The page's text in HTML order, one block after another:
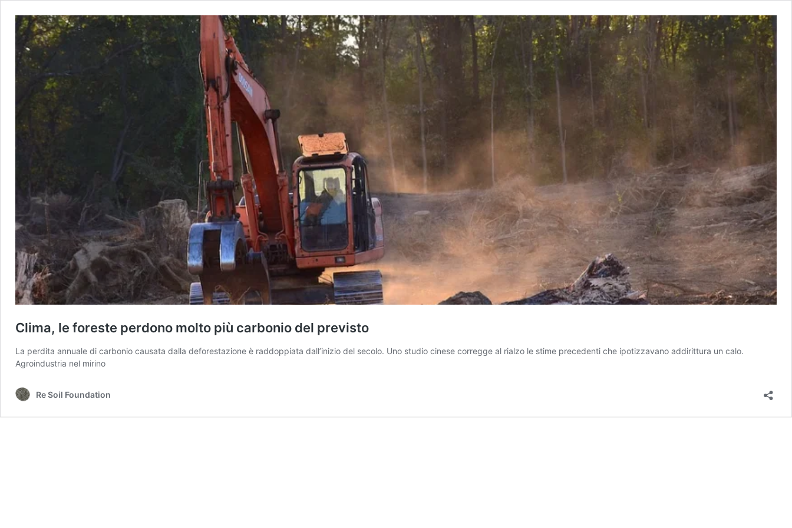
Clima, le foreste perdono molto più carbonio del previsto
La perdita annuale di carbonio causata dalla deforestazione è raddoppiata dall’inizio del secolo. Uno studio cinese corregge al rialzo le stime precedenti che ipotizzavano addirittura un calo.
Agroindustria nel mirino
Re Soil Foundation